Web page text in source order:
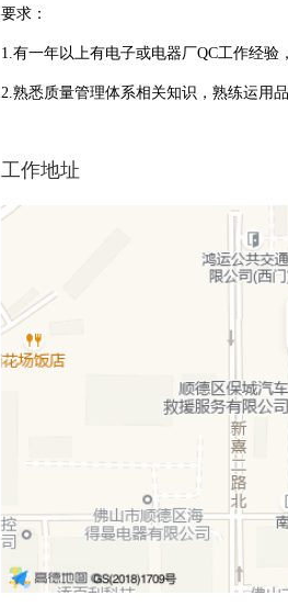
要求：
1.有一年以上有电子或电器厂QC工作经验
2.熟悉质量管理体系相关知识，熟练运用
工作地址